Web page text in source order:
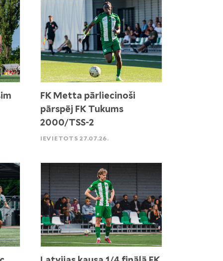
FK Metta pārliecinoši
pārspēj FK Tukums
2000/TSS-2
IEVIETOTS 27.07.26.